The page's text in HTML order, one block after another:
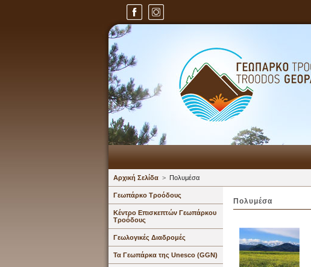
Αρχική Σελίδα > Πολυμέσα
Γεωπάρκο Τροόδους
Κέντρο Επισκεπτών Γεωπάρκου
Τροόδους
Γεωλογικές Διαδρομές
Τα Γεωπάρκα της Unesco (GGN)
Πολυμέσα